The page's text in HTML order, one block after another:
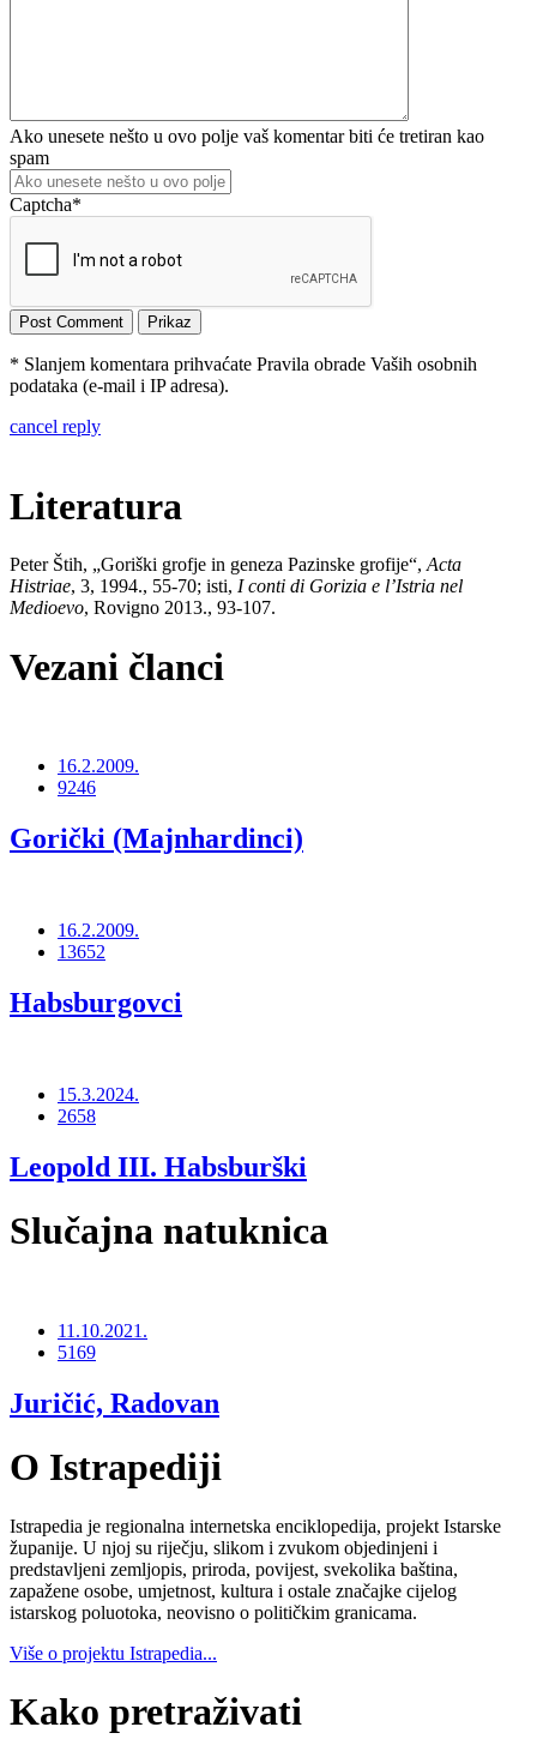
Ako unesete nešto u ovo polje vaš komentar biti će tretiran kao
spam
Captcha*
* Slanjem komentara prihvaćate Pravila obrade Vaših osobnih
podataka (e-mail i IP adresa).
cancel reply
Literatura
Peter Štih, „Goriški grofje in geneza Pazinske grofije“,Acta
Histriae, 3, 1994., 55-70; isti, I conti di Gorizia e lʼIstria nel
Medioevo, Rovigno 2013., 93-107.
Vezani članci
16.2.2009.
9246
Gorički (Majnhardinci)
16.2.2009.
13652
Habsburgovci
15.3.2024.
2658
Leopold III. Habsburški
Slučajna natuknica
11.10.2021.
5169
Juričić, Radovan
O Istrapediji
Istrapedia je regionalna internetska enciklopedija, projekt Istarske
županije. U njoj su riječju, slikom i zvukom objedinjeni i
predstavljeni zemljopis, priroda, povijest, svekolika baština,
zapažene osobe, umjetnost, kultura i ostale značajke cijelog
istarskog poluotoka, neovisno o političkim granicama.
Više o projektu Istrapedia...
Kako pretraživati